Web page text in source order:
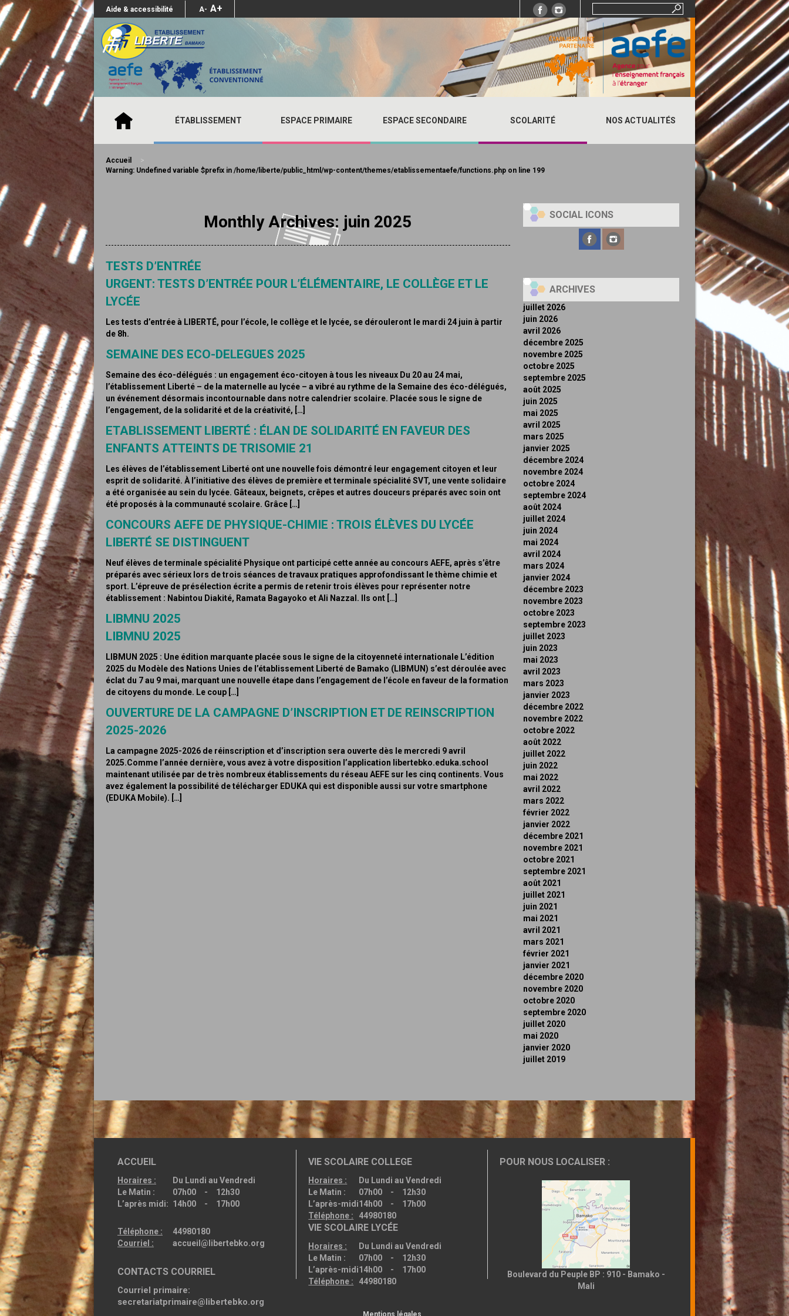
Aide & accessibilité A- A+
ÉTABLISSEMENT ESPACE PRIMAIRE ESPACE SECONDAIRE SCOLARITÉ NOS ACTUALITÉS
Accueil
>
Warning: Undefined variable $prefix in /home/liberte/public_html/wp-content/themes/etablissementaefe/functions.php on line 199
Monthly Archives: juin 2025
TESTS D’ENTRÉE
URGENT: TESTS D’ENTRÉE POUR L’ÉLÉMENTAIRE, LE COLLÈGE ET LE
LYCÉE
Les tests d’entrée à LIBERTÉ, pour l’école, le collège et le lycée, se dérouleront le mardi 24 juin à partir
de 8h.
SEMAINE DES ECO-DELEGUES 2025
Semaine des éco-délégués : un engagement éco-citoyen à tous les niveaux Du 20 au 24 mai,
l’établissement Liberté – de la maternelle au lycée – a vibré au rythme de la Semaine des éco-délégués,
un événement désormais incontournable dans notre calendrier scolaire. Placée sous le signe de
l’engagement, de la solidarité et de la créativité, […]
ETABLISSEMENT LIBERTÉ : ÉLAN DE SOLIDARITÉ EN FAVEUR DES
ENFANTS ATTEINTS DE TRISOMIE 21
Les élèves de l’établissement Liberté ont une nouvelle fois démontré leur engagement citoyen et leur
esprit de solidarité. À l’initiative des élèves de première et terminale spécialité SVT, une vente solidaire
a été organisée au sein du lycée. Gâteaux, beignets, crêpes et autres douceurs préparés avec soin ont
été proposés à la communauté scolaire. Grâce […]
CONCOURS AEFE DE PHYSIQUE-CHIMIE : TROIS ÉLÈVES DU LYCÉE
LIBERTÉ SE DISTINGUENT
Neuf élèves de terminale spécialité Physique ont participé cette année au concours AEFE, après s’être
préparés avec sérieux lors de trois séances de travaux pratiques approfondissant le thème chimie et
sport. L’épreuve de présélection écrite a permis de retenir trois élèves pour représenter notre
établissement : Nabintou Diakité, Ramata Bagayoko et Ali Nazzal. Ils ont […]
LIBMNU 2025
LIBMNU 2025
LIBMUN 2025 : Une édition marquante placée sous le signe de la citoyenneté internationale L’édition
2025 du Modèle des Nations Unies de l’établissement Liberté de Bamako (LIBMUN) s’est déroulée avec
éclat du 7 au 9 mai, marquant une nouvelle étape dans l’engagement de l’école en faveur de la formation
de citoyens du monde. Le coup […]
OUVERTURE DE LA CAMPAGNE D’INSCRIPTION ET DE REINSCRIPTION
2025-2026
La campagne 2025-2026 de réinscription et d’inscription sera ouverte dès le mercredi 9 avril
2025.Comme l’année dernière, vous avez à votre disposition l’application libertebko.eduka.school
maintenant utilisée par de très nombreux établissements du réseau AEFE sur les cinq continents. Vous
avez également la possibilité de télécharger EDUKA qui est disponible aussi sur votre smartphone
(EDUKA Mobile). […]
SOCIAL ICONS
ARCHIVES
juillet 2026
juin 2026
avril 2026
décembre 2025
novembre 2025
octobre 2025
septembre 2025
août 2025
juin 2025
mai 2025
avril 2025
mars 2025
janvier 2025
décembre 2024
novembre 2024
octobre 2024
septembre 2024
août 2024
juillet 2024
juin 2024
mai 2024
avril 2024
mars 2024
janvier 2024
décembre 2023
novembre 2023
octobre 2023
septembre 2023
juillet 2023
juin 2023
mai 2023
avril 2023
mars 2023
janvier 2023
décembre 2022
novembre 2022
octobre 2022
août 2022
juillet 2022
juin 2022
mai 2022
avril 2022
mars 2022
février 2022
janvier 2022
décembre 2021
novembre 2021
octobre 2021
septembre 2021
août 2021
juillet 2021
juin 2021
mai 2021
avril 2021
mars 2021
février 2021
janvier 2021
décembre 2020
novembre 2020
octobre 2020
septembre 2020
juillet 2020
mai 2020
janvier 2020
juillet 2019
ACCUEIL
Horaires :
Le Matin :
L’après midi:
Du Lundi au Vendredi
07h00 - 12h30
14h00 - 17h00
Téléphone :
Courriel :
44980180
accueil@libertebko.org
CONTACTS COURRIEL
Courriel primaire:
secretariatprimaire@libertebko.org
VIE SCOLAIRE COLLEGE
Horaires :
Le Matin :
L’après-midi
Du Lundi au Vendredi
07h00 - 12h30
14h00 - 17h00
Téléphone :
44980180
VIE SCOLAIRE LYCÉE
Horaires :
Le Matin :
L’après-midi
Du Lundi au Vendredi
07h00 - 12h30
14h00 - 17h00
Téléphone :
44980180
POUR NOUS LOCALISER :
Boulevard du Peuple BP : 910 - Bamako -
Mali
Mentions légales